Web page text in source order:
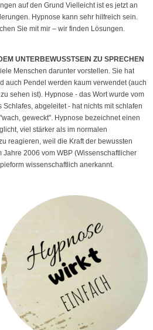
auf den Grund Vielleicht ist es jetzt an
Hypnose kann sehr hilfreich sein.
Sie mit mir – wir finden Lösungen.
UNTERBEWUSSTSEIN ZU SPRECHEN
Menschen darunter vorstellen. Sie hat
auch Pendel werden kaum verwendet (auch
sehen ist). Hypnose - das Wort wurde vom
abgeleitet - hat nichts mit schlafen
geweckt". Hypnose bezeichnet einen
viel stärker als im normalen
reagieren, weil die Kraft der bewussten
Jahre 2006 vom WBP (Wissenschaftlicher
wissenschaftlich anerkannt.